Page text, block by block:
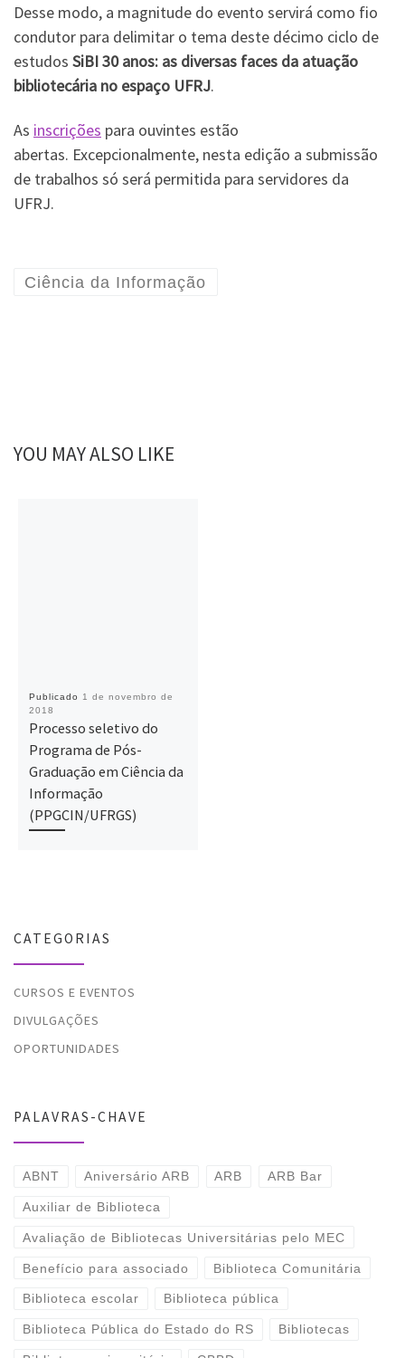
Desse modo, a magnitude do evento servirá como fio
condutor para delimitar o tema deste décimo ciclo de
estudos SiBI 30 anos: as diversas faces da atuação
bibliotecária no espaço UFRJ.
As inscrições para ouvintes estão
abertas. Excepcionalmente, nesta edição a submissão
de trabalhos só será permitida para servidores da
UFRJ.
Ciência da Informação
YOU MAY ALSO LIKE
Publicado
1 de novembro de
2018
Processo seletivo do
Programa de Pós-
Graduação em Ciência da
Informação
(PPGCIN/UFRGS)
CATEGORIAS
CURSOS E EVENTOS
DIVULGAÇÕES
OPORTUNIDADES
PALAVRAS-CHAVE
ABNT Aniversário ARB ARB ARB Bar
Auxiliar de Biblioteca
Avaliação de Bibliotecas Universitárias pelo MEC
Benefício para associado Biblioteca Comunitária
Biblioteca escolar Biblioteca pública
Biblioteca Pública do Estado do RS Bibliotecas